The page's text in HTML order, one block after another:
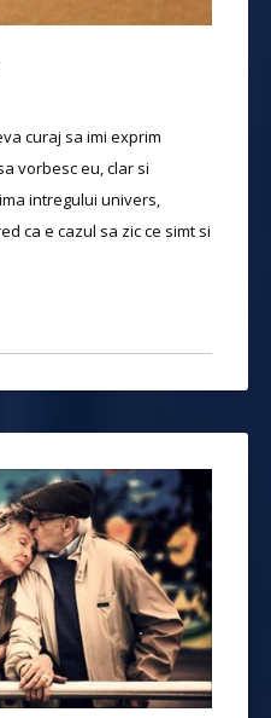
curaj sa imi exprim
vorbesc eu, clar si
intregului univers,
ca e cazul sa zic ce simt si